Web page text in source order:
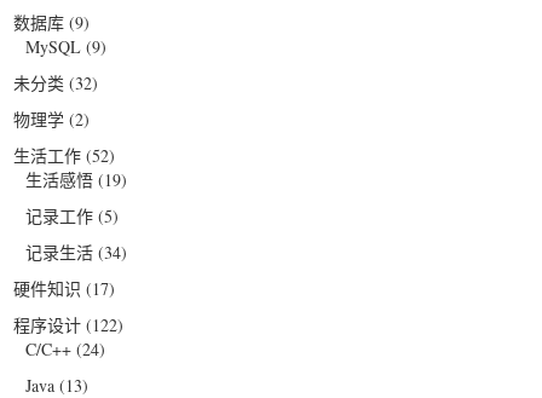
数据库 (9)
MySQL (9)
未分类 (32)
物理学 (2)
生活工作 (52)
生活感悟 (19)
记录工作 (5)
记录生活 (34)
硬件知识 (17)
程序设计 (122)
C/C++ (24)
Java (13)